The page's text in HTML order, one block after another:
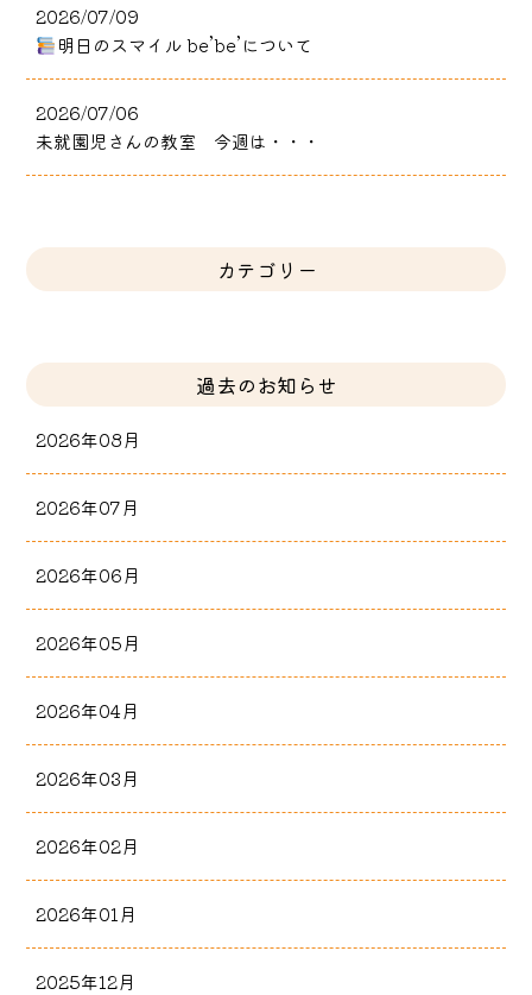
2026/07/09
明日のスマイル be’be’について
2026/07/06
未就園児さんの教室 今週は・・・
カテゴリー
過去のお知らせ
2026年08月
2026年07月
2026年06月
2026年05月
2026年04月
2026年03月
2026年02月
2026年01月
2025年12月